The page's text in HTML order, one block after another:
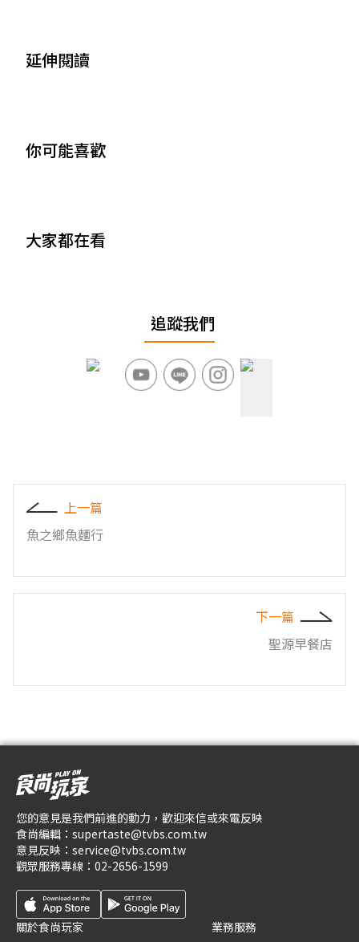
延伸閱讀
你可能喜歡
大家都在看
追蹤我們
上一篇
魚之鄉魚麵行
下一篇
聖源早餐店
您的意見是我們前進的動力，歡迎來信或來電反映
食尚編輯： supertaste@tvbs.com.tw
意見反映： service@tvbs.com.tw
觀眾服務專線： 02-2656-1599
關於食尚玩家 業務服務